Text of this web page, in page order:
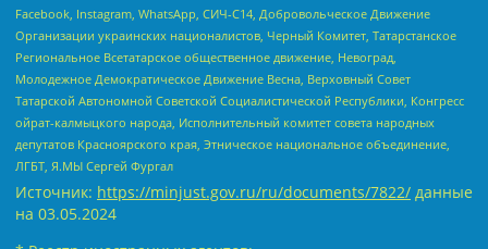
Facebook, Instagram, WhatsApp, СИЧ-С14, Добровольческое Движение
Организации украинских националистов, Черный Комитет, Татарстанское
Региональное Всетатарское общественное движение, Невоград,
Молодежное Демократическое Движение Весна, Верховный Совет
Татарской Автономной Советской Социалистической Республики, Конгресс
ойрат-калмыцкого народа, Исполнительный комитет совета народных
депутатов Красноярского края, Этническое национальное объединение,
ЛГБТ, Я.МЫ Сергей Фургал
Источник: https://minjust.gov.ru/ru/documents/7822/ данные
на 03.05.2024